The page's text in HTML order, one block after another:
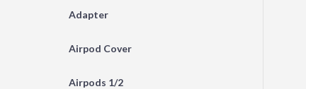
Adapter
Airpod Cover
Airpods 1/2